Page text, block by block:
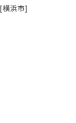
横浜市]